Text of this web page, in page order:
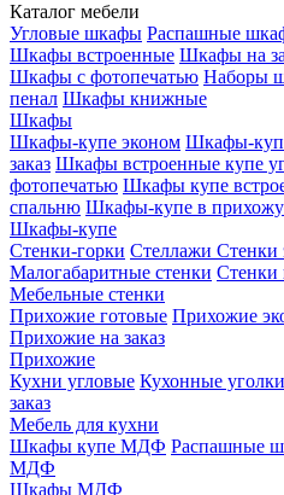
Каталог мебели
Угловые шкафы Распашные
Шкафы встроенные Шкафы на
Шкафы с фотопечатью Наборы
пенал Шкафы книжные
Шкафы
Шкафы-купе эконом Шкафы-
заказ Шкафы встроенные купе
фотопечатью Шкафы купе
спальню Шкафы-купе в
Шкафы-купе
Стенки-горки Стеллажи Стенки
Малогабаритные стенки Стенки
Мебельные стенки
Прихожие готовые Прихожие
Прихожие на заказ
Прихожие
Кухни угловые Кухонные уголки
заказ
Мебель для кухни
Шкафы купе МДФ Распашные
МДФ
Шкафы МДФ